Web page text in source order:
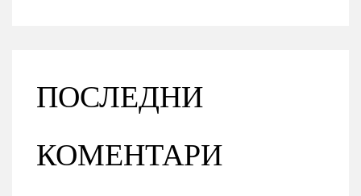
ПОСЛЕДНИ
КОМЕНТАРИ